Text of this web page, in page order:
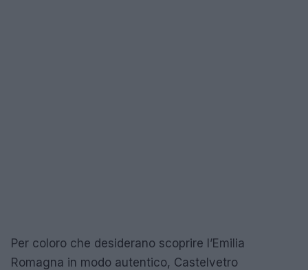
Per coloro che desiderano scoprire l’Emilia
Romagna in modo autentico, Castelvetro